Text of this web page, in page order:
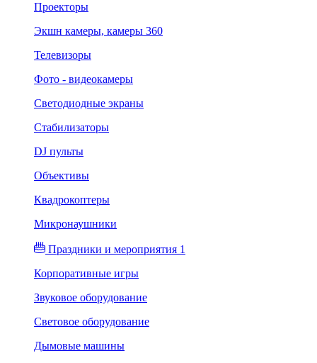
Проекторы
Экшн камеры, камеры 360
Телевизоры
Фото - видеокамеры
Светодиодные экраны
Стабилизаторы
DJ пульты
Объективы
Квадрокоптеры
Микронаушники
Праздники и мероприятия 1
Корпоративные игры
Звуковое оборудование
Световое оборудование
Дымовые машины